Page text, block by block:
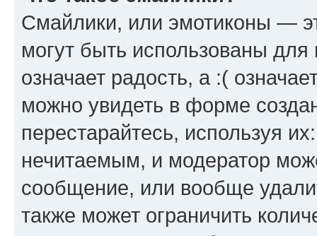
Смайлики, или эмотиконы —
могут быть использованы
означает радость, а :(
можно увидеть в форме
перестарайтесь, используя
нечитаемым, и модератор
сообщение, или вообще
также может ограничить